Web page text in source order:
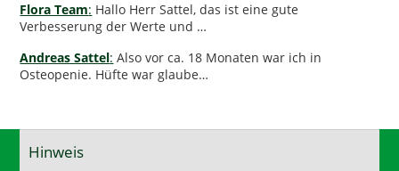
Flora Team: Hallo Herr Sattel, das ist eine gute
Verbesserung der Werte und …
Andreas Sattel: Also vor ca. 18 Monaten war ich in
Osteopenie. Hüfte war glaube…
Hinweis